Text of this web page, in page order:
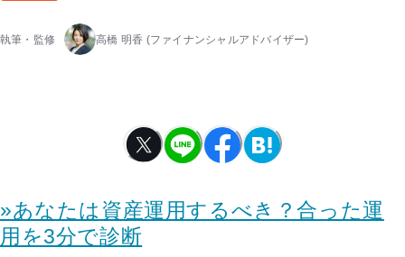
執筆・監修 高橋 明香 (ファイナンシャルアドバイザー)
»あなたは資産運用するべき？合った運
用を3分で診断